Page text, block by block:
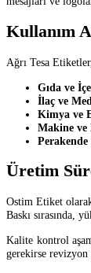
Kullanım
Ağrı Tesa
Gıda ve
İlaç ve
Kimya ve
Makine
Üretim
Ostim Etiket
Baskı sırasında,
Kalite kontrol
gerekirse revizyon